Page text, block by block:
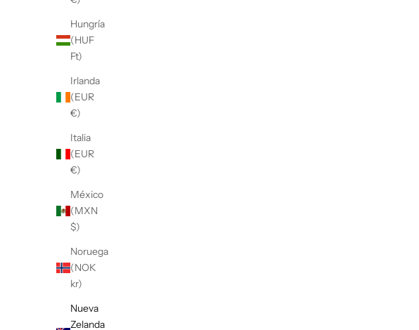
Hungría
(HUF
Ft)
Irlanda
(EUR
€)
Italia
(EUR
€)
México
(MXN
$)
Noruega
(NOK
kr)
Nueva
Zelanda